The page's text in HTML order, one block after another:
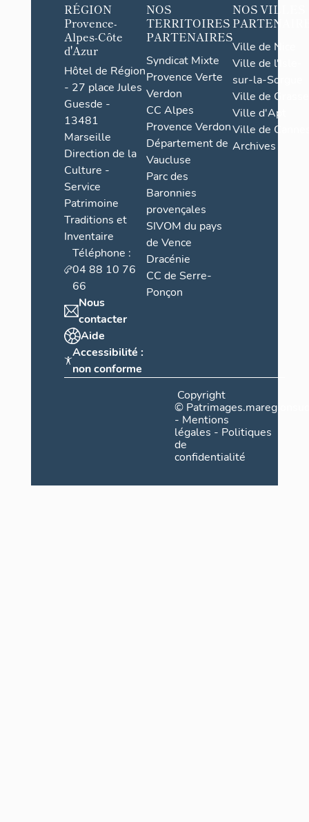
RÉGION
Provence-
Alpes-Côte
d'Azur
Hôtel de Région
- 27 place Jules
Guesde -
13481
Marseille
Direction de la
Culture -
Service
Patrimoine
Traditions et
Inventaire
Téléphone :
04 88 10 76
66
Nous
contacter
Aide
Accessibilité :
non conforme
NOS
TERRITOIRES
PARTENAIRES
Syndicat Mixte
Provence Verte
Verdon
CC Alpes
Provence Verdon
Département de
Vaucluse
Parc des
Baronnies
provençales
SIVOM du pays
de Vence
Dracénie
CC de Serre-
Ponçon
NOS VILLES
Ville de Nice
Ville de l'Isle-
sur-la-Sorgue
Ville de Grasse
Ville d'Apt
Ville de
Archives
Copyright
©
- Mentions
légales - Politiques
de
confidentialité